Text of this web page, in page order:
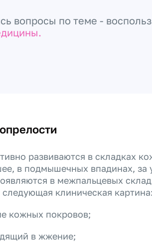
вопросы по теме -
развиваются в складках
в подмышечных впадинах,
в межпальцевых
клиническая картина:
кожных покровов;
в жжение;